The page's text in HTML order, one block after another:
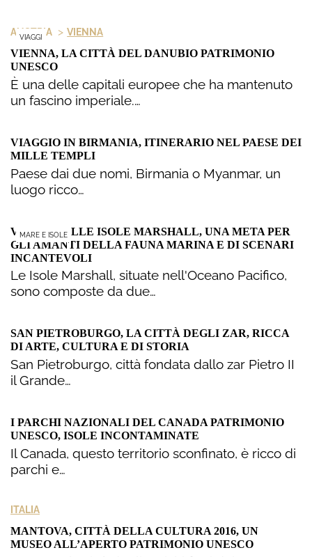
VIAGGI
AUSTRIA > VIENNA
VIENNA, LA CITTÀ DEL DANUBIO PATRIMONIO
UNESCO
È una delle capitali europee che ha mantenuto
un fascino imperiale.…
VIAGGIO IN BIRMANIA, ITINERARIO NEL PAESE DEI
MILLE TEMPLI
Paese dai due nomi, Birmania o Myanmar, un
luogo ricco…
MARE E ISOLE
VIAGGIO ALLE ISOLE MARSHALL, UNA META PER
GLI AMANTI DELLA FAUNA MARINA E DI SCENARI
INCANTEVOLI
Le Isole Marshall, situate nell'Oceano Pacifico,
sono composte da due…
SAN PIETROBURGO, LA CITTÀ DEGLI ZAR, RICCA
DI ARTE, CULTURA E DI STORIA
San Pietroburgo, città fondata dallo zar Pietro II
il Grande…
I PARCHI NAZIONALI DEL CANADA PATRIMONIO
UNESCO, ISOLE INCONTAMINATE
Il Canada, questo territorio sconfinato, è ricco di
parchi e…
ITALIA
MANTOVA, CITTÀ DELLA CULTURA 2016, UN
MUSEO ALL’APERTO PATRIMONIO UNESCO